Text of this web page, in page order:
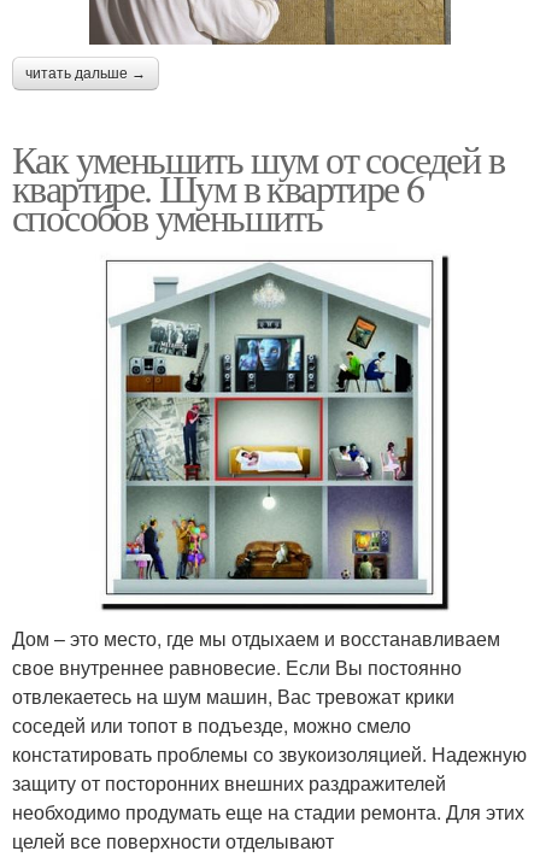
читать дальше →
Как уменьшить шум от соседей в
квартире. Шум в квартире 6
способов уменьшить
Дом – это место, где мы отдыхаем и восстанавливаем
свое внутреннее равновесие. Если Вы постоянно
отвлекаетесь на шум машин, Вас тревожат крики
соседей или топот в подъезде, можно смело
констатировать проблемы со звукоизоляцией. Надежную
защиту от посторонних внешних раздражителей
необходимо продумать еще на стадии ремонта. Для этих
целей все поверхности отделывают